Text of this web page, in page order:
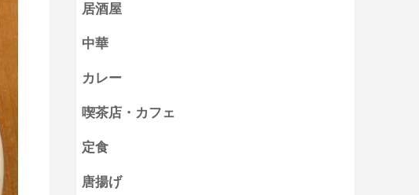
居酒屋
中華
カレー
喫茶店・カフェ
定食
唐揚げ